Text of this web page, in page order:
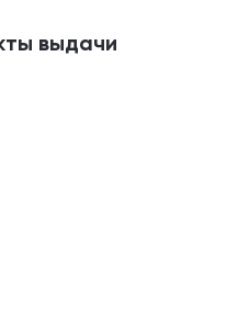
выдачи